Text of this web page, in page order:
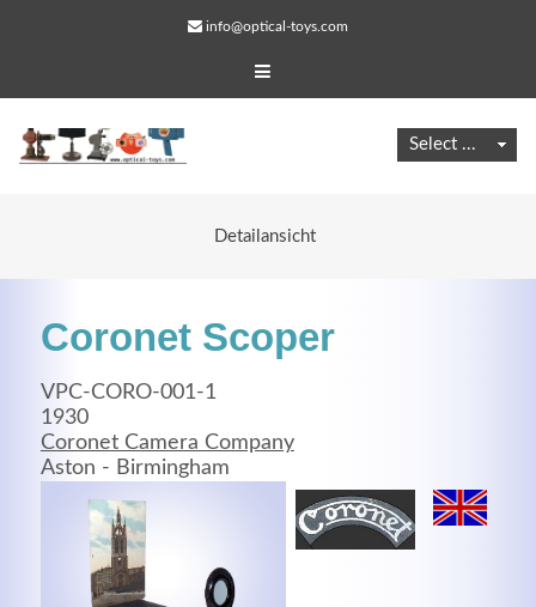
info@optical-toys.com
Detailansicht
Coronet Scoper
VPC-CORO-001-1
1930
Coronet Camera Company
Aston - Birmingham
Web Projects
Lorem ipsum dolor sit amet, consectetuer adipiscing
elit. Aenean commodo ligula eget dolor.
MEHR INFOS